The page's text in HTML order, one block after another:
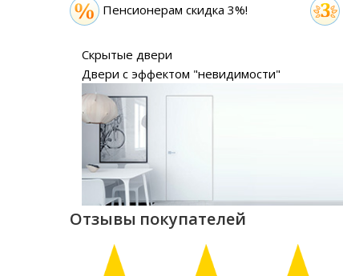
Пенсионерам скидка 3%!
Скрытые двери
Двери с эффектом "невидимости"
Отзывы покупателей